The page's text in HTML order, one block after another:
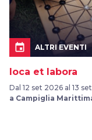
event ALTRI EVENTI
Ioca et labora
Dal 12 set 2026 al 13
a Campiglia